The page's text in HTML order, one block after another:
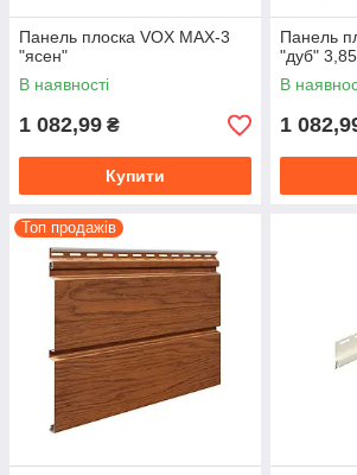
Панель плоска VOX MAX-3
"ясен"
В наявності
1 082,99 ₴
Купити
Панель
"дуб"
В
1
Топ продажів